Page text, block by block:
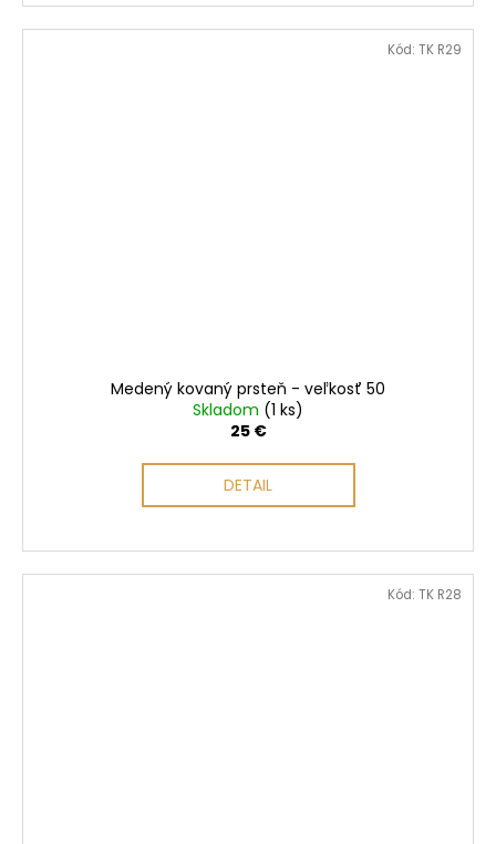
Medený kovaný prsteň - veľkosť 50
Skladom (1 ks)
25 €
DETAIL
Kód: TK R29
Kód: TK R28